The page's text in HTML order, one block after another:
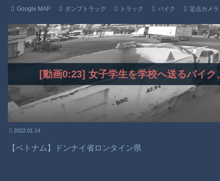
Google MAP ダンプトラック トラック バイク 定点カメラ
[動画0:23] 女子学生を学校へ送るバイ
2022.01.14
【ベトナム】ドンナイ省ロンタイン県